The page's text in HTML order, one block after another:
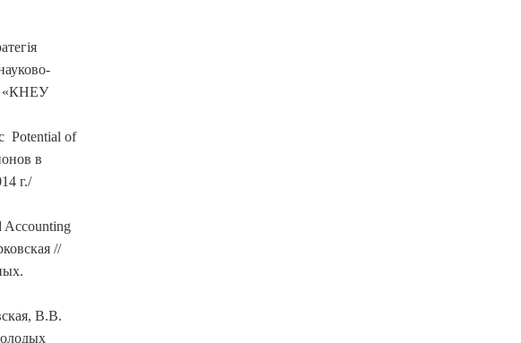
«КНЕУ
Potential of
в
г./
Accounting
//
В.В.